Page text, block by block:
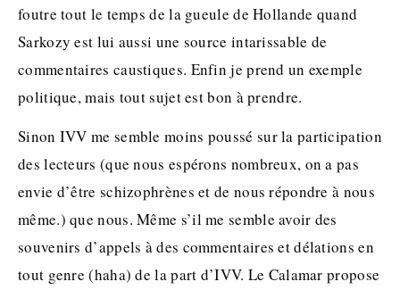
foutre tout le temps de la gueule de Hollande quand
Sarkozy est lui aussi une source intarissable de
commentaires caustiques. Enfin je prend un exemple
politique, mais tout sujet est bon à prendre.
Sinon IVV me semble moins poussé sur la participation
des lecteurs (que nous espérons nombreux, on a pas
envie d’être schizophrènes et de nous répondre à nous
même.) que nous. Même s’il me semble avoir des
souvenirs d’appels à des commentaires et délations en
tout genre (haha) de la part d’IVV. Le Calamar propose